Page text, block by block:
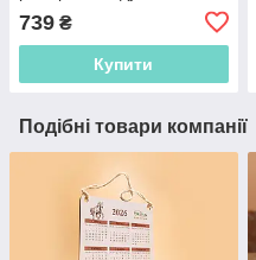
Копилка
739 ₴
Купити
Подібні товари компанії